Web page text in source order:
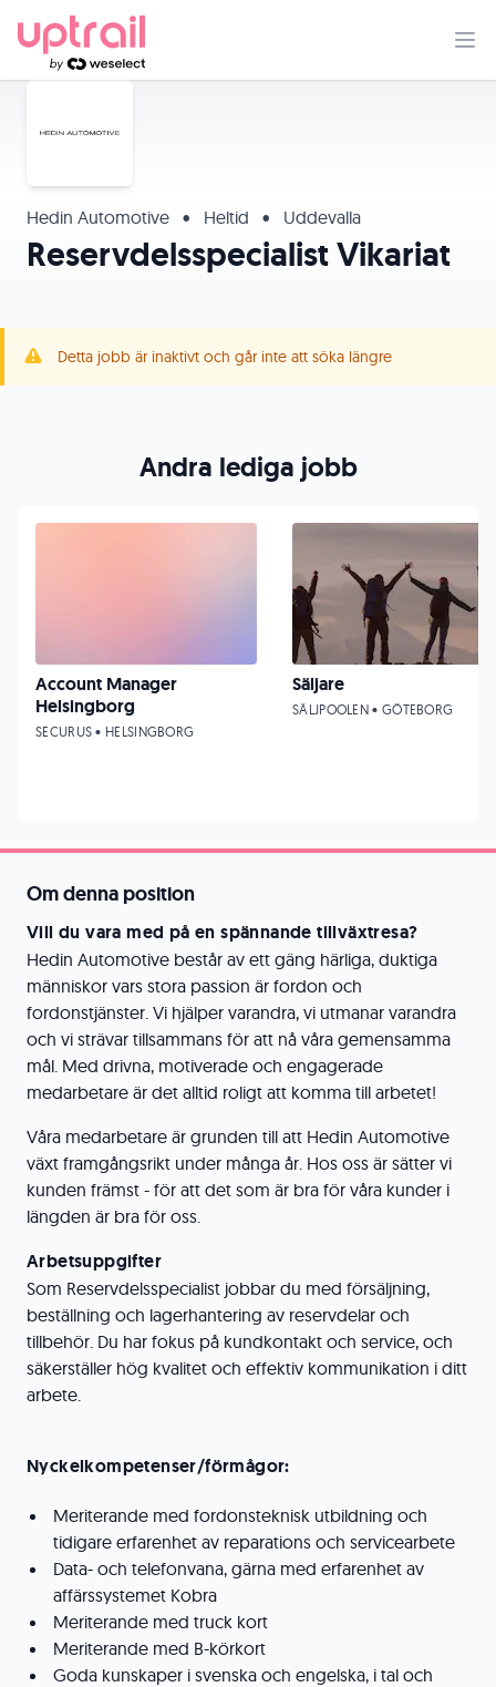
Hedin Automotive • Heltid • Uddevalla
Reservdelsspecialist Vikariat
Detta jobb är inaktivt och går inte att söka längre
Om denna position
Vill du vara med på en spännande tillväxtresa?
Hedin Automotive består av ett gäng härliga, duktiga
människor vars stora passion är fordon och
fordonstjänster. Vi hjälper varandra, vi utmanar varandra
och vi strävar tillsammans för att nå våra gemensamma
mål. Med drivna, motiverade och engagerade
medarbetare är det alltid roligt att komma till arbetet!
Våra medarbetare är grunden till att Hedin Automotive
växt framgångsrikt under många år. Hos oss är sätter vi
kunden främst - för att det som är bra för våra kunder i
längden är bra för oss.
Arbetsuppgifter
Som Reservdelsspecialist jobbar du med försäljning,
beställning och lagerhantering av reservdelar och
tillbehör. Du har fokus på kundkontakt och service, och
säkerställer hög kvalitet och effektiv kommunikation i ditt
arbete.
Nyckelkompetenser/förmågor:
Meriterande med fordonsteknisk utbildning och
tidigare erfarenhet av reparations och servicearbete
Data- och telefonvana, gärna med erfarenhet av
affärssystemet Kobra
Meriterande med truck kort
Meriterande med B-körkort
Goda kunskaper i svenska och engelska, i tal och
Andra lediga jobb
Account Manager
Helsingborg
SECURUS • HELSINGBORG
Säljare
SÄLJPOOLEN • GÖTEBORG